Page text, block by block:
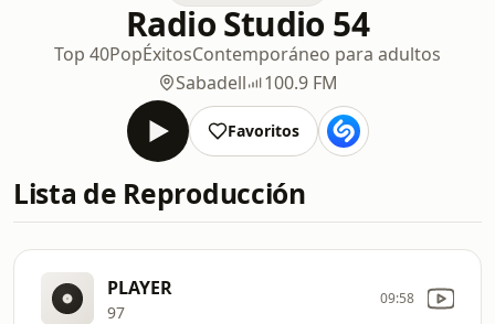
Radio Studio 54
Top 40PopÉxitosContemporáneo para adultos
Sabadell
100.9 FM
Favoritos
Lista de Reproducción
PLAYER
97
09:58